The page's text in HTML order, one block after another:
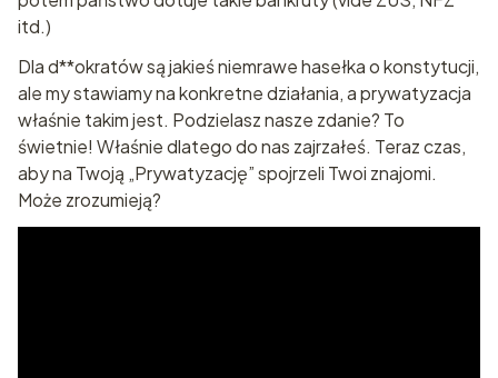
itd.)
Dla d**okratów są jakieś niemrawe hasełka o konstytucji,
ale my stawiamy na konkretne działania, a prywatyzacja
właśnie takim jest. Podzielasz nasze zdanie? To
świetnie! Właśnie dlatego do nas zajrzałeś. Teraz czas,
aby na Twoją „Prywatyzację” spojrzeli Twoi znajomi.
Może zrozumieją?